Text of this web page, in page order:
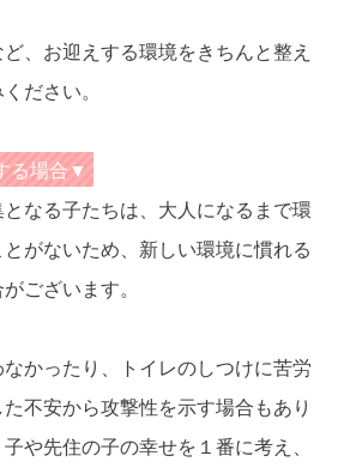
、お迎えする環境をきちんと整え
ださい。
る場合▼
なる子たちは、大人になるまで環
がないため、新しい環境に慣れる
ございます。
かったり、トイレのしつけに苦労
不安から攻撃性を示す場合もあり
や先住の子の幸せを１番に考え、